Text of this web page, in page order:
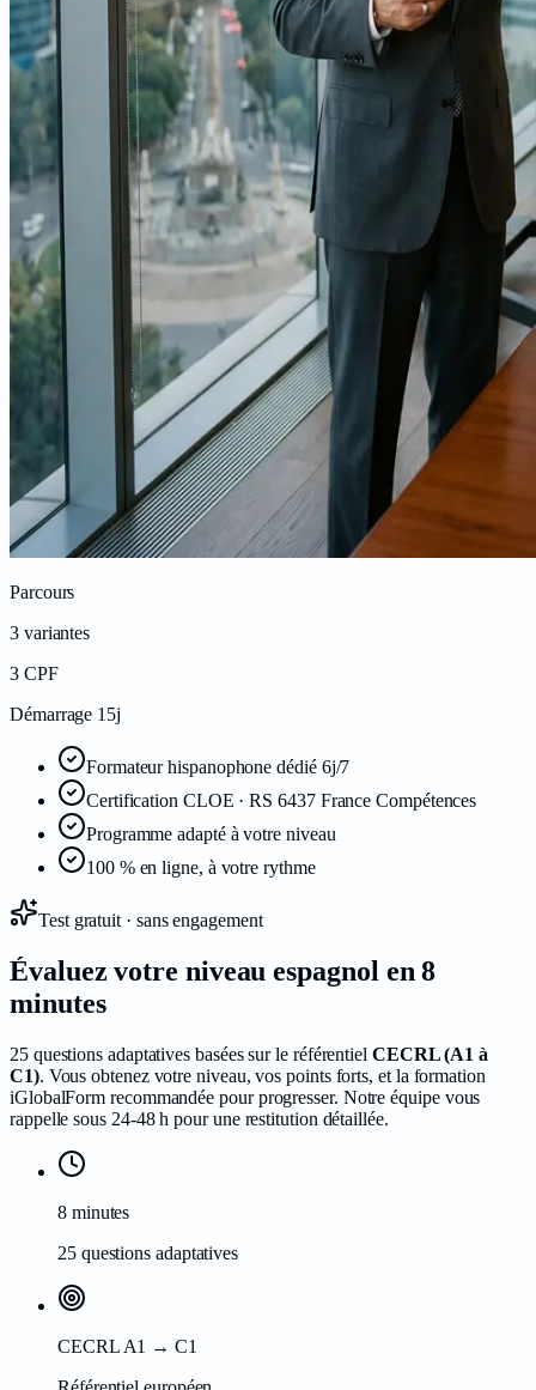
Parcours
3variantes
3CPF
Démarrage 15j
Formateur hispanophone dédié 6j/7
Certification CLOE · RS 6437 France Compétences
Programme adapté à votre niveau
100 % en ligne, à votre rythme
Test gratuit · sans engagement
Évaluez votre niveau espagnol en 8
minutes
25 questions adaptatives basées sur le référentiel CECRL (A1 à
C1). Vous obtenez votre niveau, vos points forts, et la formation
iGlobalForm recommandée pour progresser. Notre équipe vous
rappelle sous 24-48 h pour une restitution détaillée.
8 minutes
25 questions adaptatives
CECRL A1 → C1